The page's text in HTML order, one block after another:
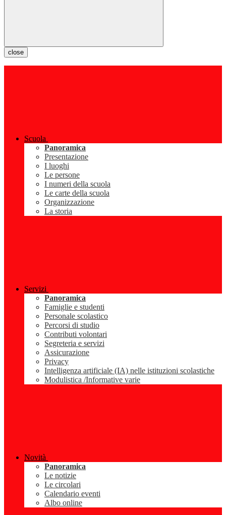
close
Scuola
Panoramica
Presentazione
I luoghi
Le persone
I numeri della scuola
Le carte della scuola
Organizzazione
La storia
Servizi
Panoramica
Famiglie e studenti
Personale scolastico
Percorsi di studio
Contributi volontari
Segreteria e servizi
Assicurazione
Privacy
Intelligenza artificiale (IA) nelle istituzioni scolastiche
Modulistica /Informative varie
Novità
Panoramica
Le notizie
Le circolari
Calendario eventi
Albo online